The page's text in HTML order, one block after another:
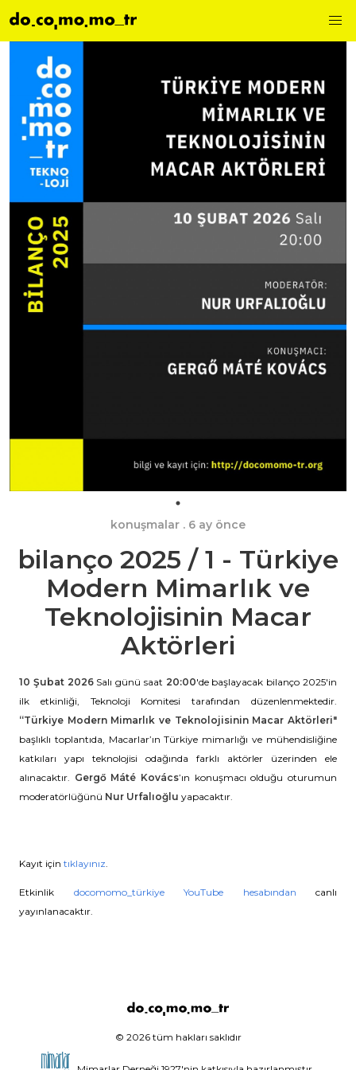
konuşmalar . 6 ay önce
bilanço 2025 / 1 - Türkiye
Modern Mimarlık ve
Teknolojisinin Macar
Aktörleri
10 Şubat 2026Salı günü saat 20:00'de başlayacak bilanço 2025'in
ilk etkinliği, Teknoloji Komitesi tarafından düzenlenmektedir.
“Türkiye Modern Mimarlık ve Teknolojisinin Macar Aktörleri"
başlıklı toplantıda, Macarlar’ın Türkiye mimarlığı ve mühendisliğine
katkıları yapı teknolojisi odağında farklı aktörler üzerinden ele
alınacaktır. Gergő Máté Kovács’ın konuşmacı olduğu oturumun
moderatörlüğünü Nur Urfalıoğlu yapacaktır.
Kayıt için tıklayınız.
Etkinlik docomomo_türkiye YouTube hesabından canlı
yayınlanacaktır.
© 2026 tüm hakları saklıdır